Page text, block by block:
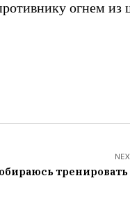
огнем из
тренировать